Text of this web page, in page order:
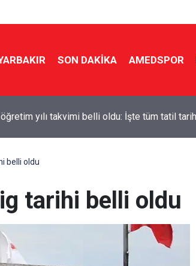
SON DAKIKA AMEDSPOR
kaza: 4 yaralı
belli oldu
tarihi belli oldu